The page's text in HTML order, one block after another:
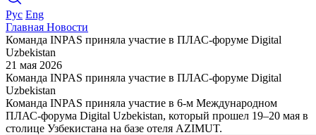
Рус Eng
Главная Новости
Команда INPAS приняла участие в ПЛАС-форуме Digital
Uzbekistan
21 мая 2026
Команда INPAS приняла участие в ПЛАС-форуме Digital
Uzbekistan
Команда INPAS приняла участие в 6-м Международном
ПЛАС-форума Digital Uzbekistan, который прошел 19–20 мая в
столице Узбекистана на базе отеля AZIMUT.